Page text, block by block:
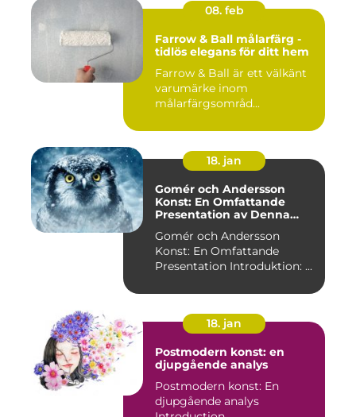
08. feb
Farrow & Ball målarfärg -
tidlös elegans för ditt hem
Farrow & Ball är ett välkänt
varumärke inom
målarfärgsområd...
18. jan
Gomér och Andersson
Konst: En Omfattande
Presentation av Denna
Gomér och Andersson
Konst: En Omfattande
Presentation Introduktion: ...
18. jan
Postmodern konst: en
djupgående analys
Postmodern konst: En
djupgående analys